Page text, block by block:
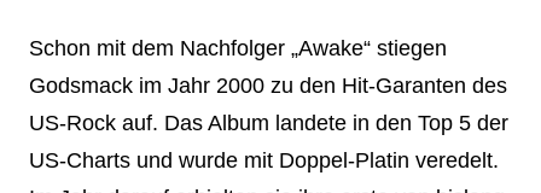
Schon mit dem Nachfolger „Awake“ stiegen
Godsmack im Jahr 2000 zu den Hit-Garanten des
US-Rock auf. Das Album landete in den Top 5 der
US-Charts und wurde mit Doppel-Platin veredelt.